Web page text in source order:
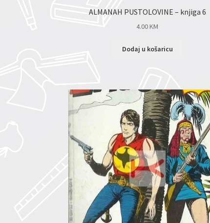
ALMANAH PUSTOLOVINE – knjiga 6
4.00KM
Dodaj u košaricu